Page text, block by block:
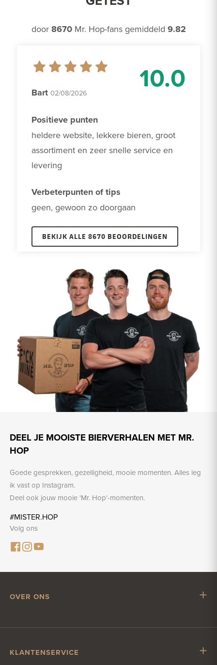
door 8670Mr. Hop-fans gemiddeld 9.82
10.0
Bart 02/08/2026
Positieve punten
heldere website, lekkere bieren, groot
assortiment en zeer snelle service en
levering
Verbeterpunten of tips
geen, gewoon zo doorgaan
BEKIJK ALLE 8670 BEOORDELINGEN
DEEL JE MOOISTE BIERVERHALEN MET MR.
HOP
Goede gesprekken, gezelligheid, mooie momenten. Alles leg
ik vast op Instagram.
Deel ook jouw mooie 'Mr. Hop'-momenten.
#MISTER.HOP
Volg ons
OVER ONS
Vacatures
KLANTENSERVICE